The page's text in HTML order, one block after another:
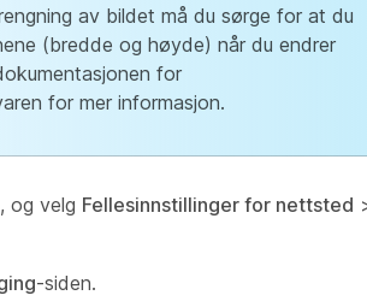
av bildet må du sørge for at du
(bredde og høyde) når du endrer
for
for mer informasjon.
og velg Fellesinnstillinger for nettsted
-siden.